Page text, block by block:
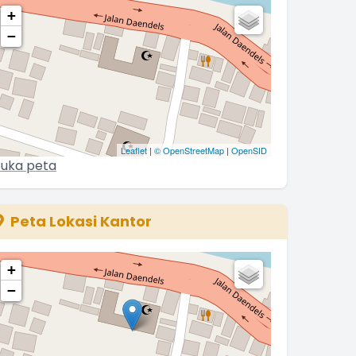
+
−
Leaflet | © OpenStreetMap | OpenSID
peta
Peta Lokasi Kantor
+
−